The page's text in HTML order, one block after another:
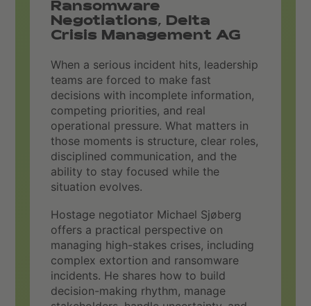
Ransomware
Negotiations, Delta
Crisis Management AG
When a serious incident hits, leadership
teams are forced to make fast
decisions with incomplete information,
competing priorities, and real
operational pressure. What matters in
those moments is structure, clear roles,
disciplined communication, and the
ability to stay focused while the
situation evolves.
Hostage negotiator Michael Sjøberg
offers a practical perspective on
managing high-stakes crises, including
complex extortion and ransomware
incidents. He shares how to build
decision-making rhythm, manage